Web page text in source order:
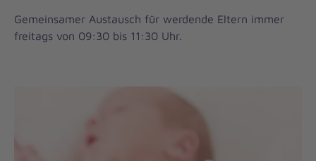
Gemeinsamer Austausch für werdende Eltern immer
freitags von 09:30 bis 11:30 Uhr.